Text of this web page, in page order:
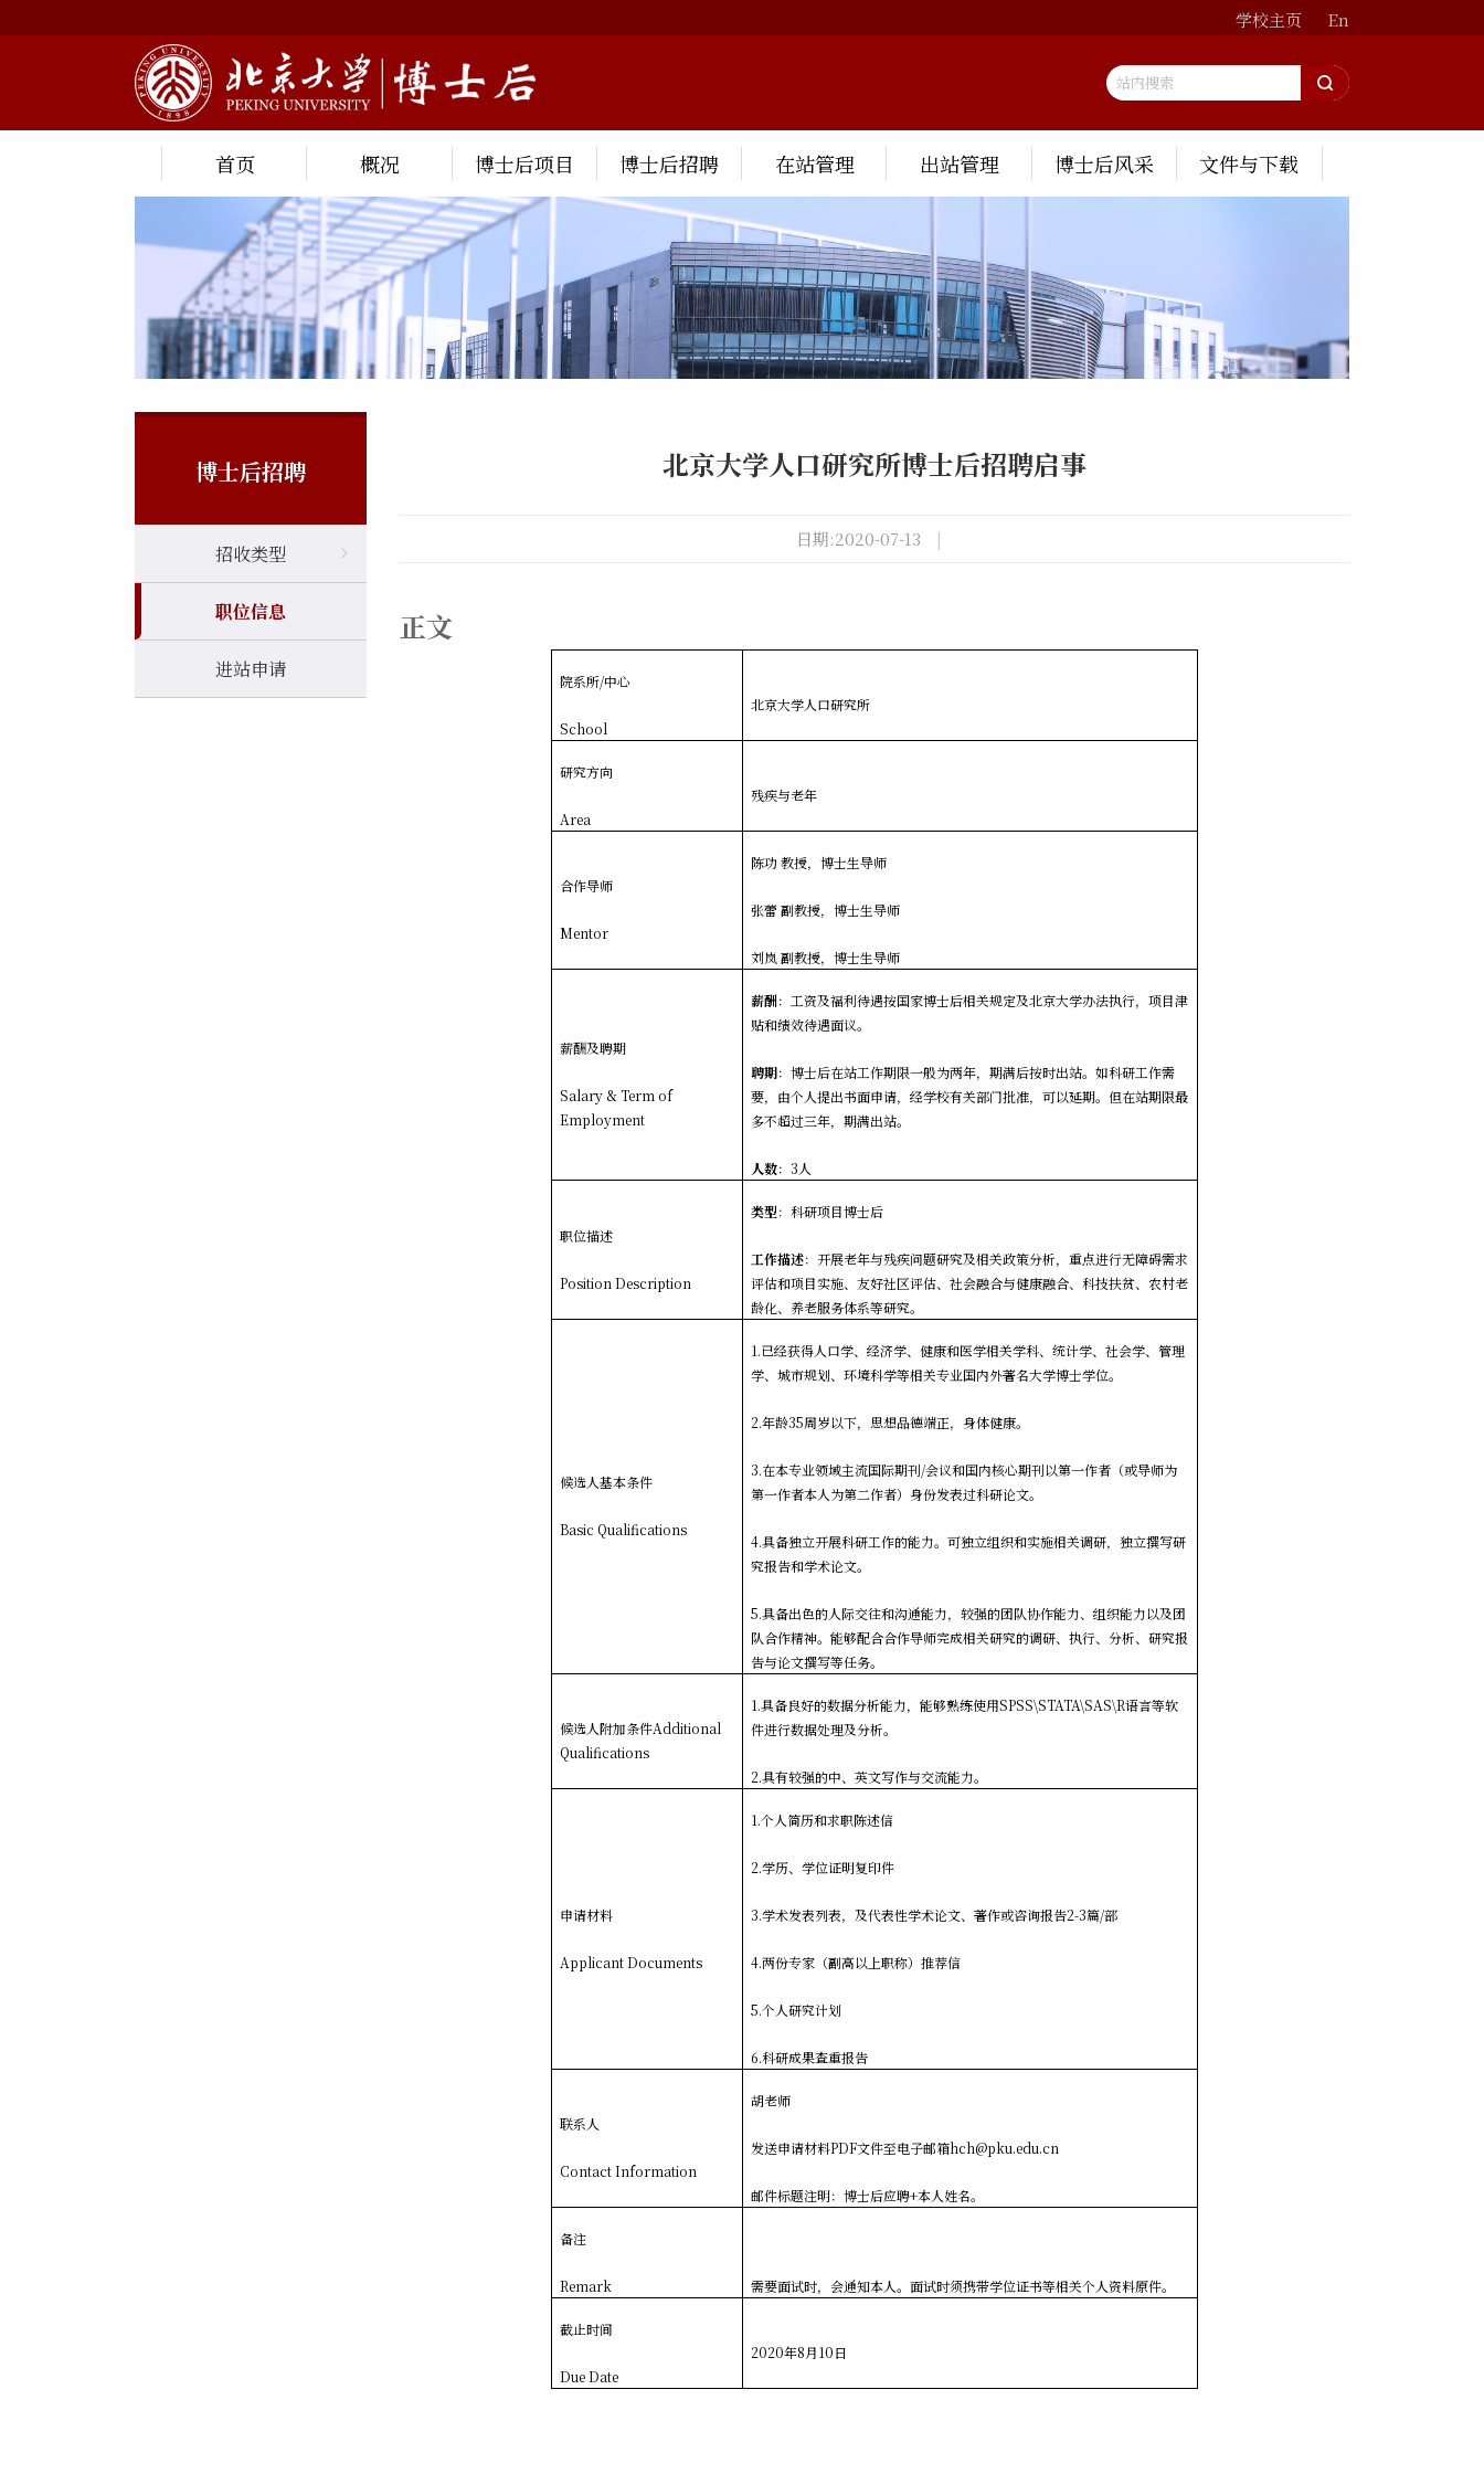
学校主页 En
首页 概况 博士后项目 博士后招聘 在站管理 出站管理 博士后风采 文件与下载
博士后招聘
招收类型
职位信息
进站申请
北京大学人口研究所博士后招聘启事
日期:2020-07-13 |
正文
院系所/中心
School
北京大学人口研究所
研究方向
Area
残疾与老年
合作导师
Mentor
陈功 教授，博士生导师
张蕾 副教授，博士生导师
刘岚 副教授，博士生导师
薪酬及聘期
Salary & Term of
Employment
薪酬：工资及福利待遇按国家博士后相关规定及北京大学办法执行，项目津
贴和绩效待遇面议。
聘期：博士后在站工作期限一般为两年，期满后按时出站。如科研工作需
要，由个人提出书面申请，经学校有关部门批准，可以延期。但在站期限最
多不超过三年，期满出站。
人数：3人
职位描述
Position Description
类型：科研项目博士后
工作描述：开展老年与残疾问题研究及相关政策分析，重点进行无障碍需求
评估和项目实施、友好社区评估、社会融合与健康融合、科技扶贫、农村老
龄化、养老服务体系等研究。
候选人基本条件
Basic Qualifications
1.已经获得人口学、经济学、健康和医学相关学科、统计学、社会学、管理
学、城市规划、环境科学等相关专业国内外著名大学博士学位。
2.年龄35周岁以下，思想品德端正，身体健康。
3.在本专业领域主流国际期刊/会议和国内核心期刊以第一作者（或导师为
第一作者本人为第二作者）身份发表过科研论文。
4.具备独立开展科研工作的能力。可独立组织和实施相关调研，独立撰写研
究报告和学术论文。
5.具备出色的人际交往和沟通能力，较强的团队协作能力、组织能力以及团
队合作精神。能够配合合作导师完成相关研究的调研、执行、分析、研究报
告与论文撰写等任务。
候选人附加条件Additional
Qualifications
1.具备良好的数据分析能力，能够熟练使用SPSS\STATA\SAS\R语言等软
件进行数据处理及分析。
2.具有较强的中、英文写作与交流能力。
申请材料
Applicant Documents
1.个人简历和求职陈述信
2.学历、学位证明复印件
3.学术发表列表，及代表性学术论文、著作或咨询报告2-3篇/部
4.两份专家（副高以上职称）推荐信
5.个人研究计划
6.科研成果查重报告
联系人
Contact Information
胡老师
发送申请材料PDF文件至电子邮箱hch@pku.edu.cn
邮件标题注明：博士后应聘+本人姓名。
备注
Remark 需要面试时，会通知本人。面试时须携带学位证书等相关个人资料原件。
截止时间
Due Date
2020年8月10日